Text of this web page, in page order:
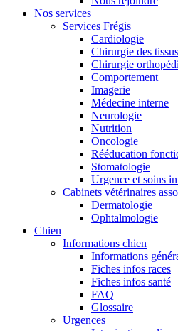
Nos services
Services Frégis
Cardiologie
Chirurgie des
Chirurgie
Comportement
Imagerie
Médecine interne
Neurologie
Nutrition
Oncologie
Rééducation
Stomatologie
Urgence et soins
Cabinets vétérinaires
Dermatologie
Ophtalmologie
Chien
Informations chien
Informations
Fiches infos races
Fiches infos santé
FAQ
Glossaire
Urgences